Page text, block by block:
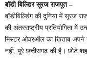
बॉडी बिल्डिर सूरज राजपूत –
बॉडीबिल्डिंग की दुनिया में सूरज
की अंतरराष्ट्रीय प्रतियोगिता
मिस्टर ओवरऑल का खिताब अपने
नहीं, पूरे छत्तीसगढ़ की है। छोटे